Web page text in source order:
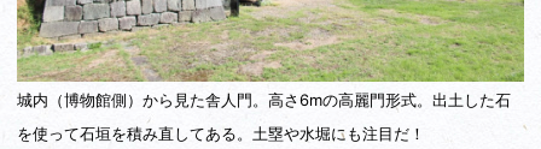
城内（博物館側）から見た舎人門。高さ6mの高麗門形式。出土した石
を使って石垣を積み直してある。土塁や水堀にも注目だ！